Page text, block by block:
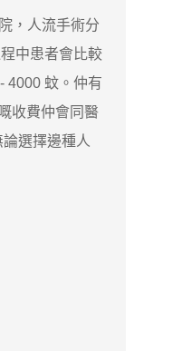
，人流手術分
中患者會比較
4000 蚊。仲有
收費仲會同醫
選擇邊種人